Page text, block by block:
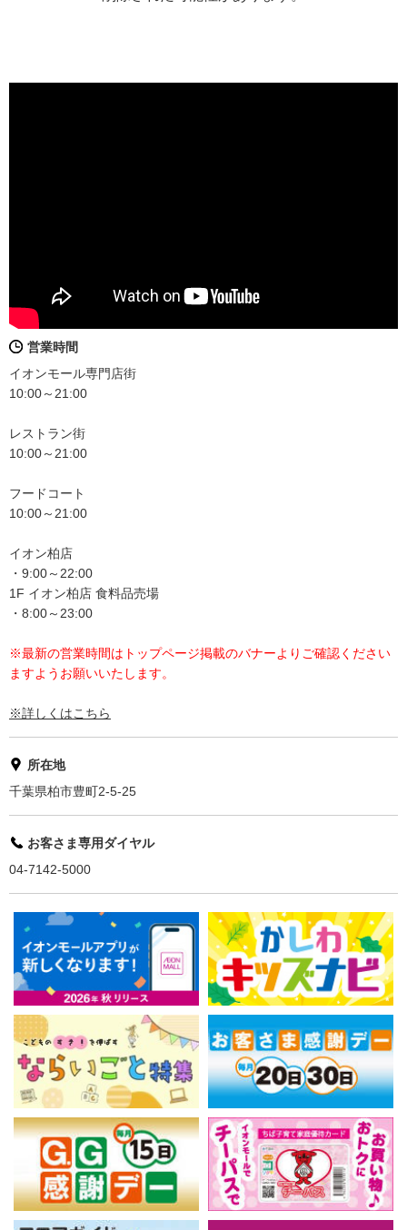
営業時間
イオンモール専門店街
10:00～21:00
レストラン街
10:00～21:00
フードコート
10:00～21:00
イオン柏店
・9:00～22:00
1F イオン柏店 食料品売場
・8:00～23:00
※最新の営業時間はトップページ掲載のバナーよりご確認ください
ますようお願いいたします。
※詳しくはこちら
所在地
千葉県柏市豊町2-5-25
お客さま専用ダイヤル
04-7142-5000